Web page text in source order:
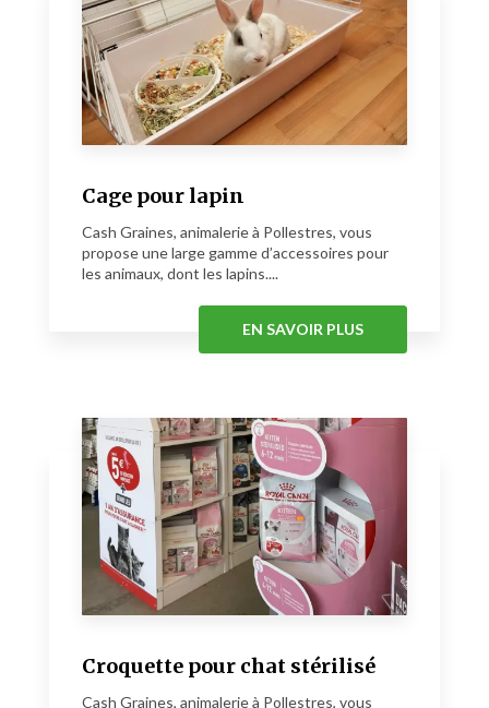
Cage pour lapin
Cash Graines, animalerie à Pollestres, vous
propose une large gamme d’accessoires pour
les animaux, dont les lapins....
EN SAVOIR PLUS
Croquette pour chat stérilisé
Cash Graines, animalerie à Pollestres, vous